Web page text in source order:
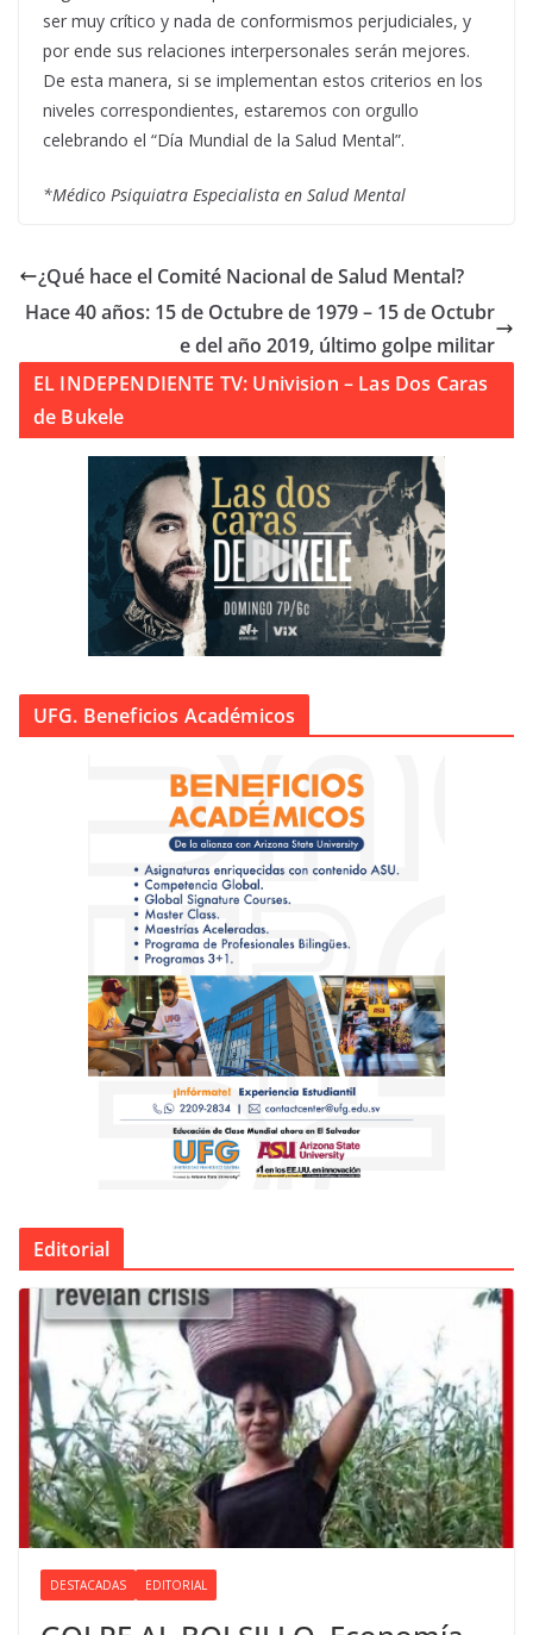
ser muy crítico y nada de conformismos perjudiciales, y
por ende sus relaciones interpersonales serán mejores.
De esta manera, si se implementan estos criterios en los
niveles correspondientes, estaremos con orgullo
celebrando el “Día Mundial de la Salud Mental”.
*Médico Psiquiatra Especialista en Salud Mental
¿Qué hace el Comité Nacional de Salud Mental?
Hace 40 años: 15 de Octubre de 1979 – 15 de Octubr
e del año 2019, último golpe militar
EL INDEPENDIENTE TV: Univision – Las Dos Caras
de Bukele
UFG. Beneficios Académicos
Editorial
DESTACADAS EDITORIAL